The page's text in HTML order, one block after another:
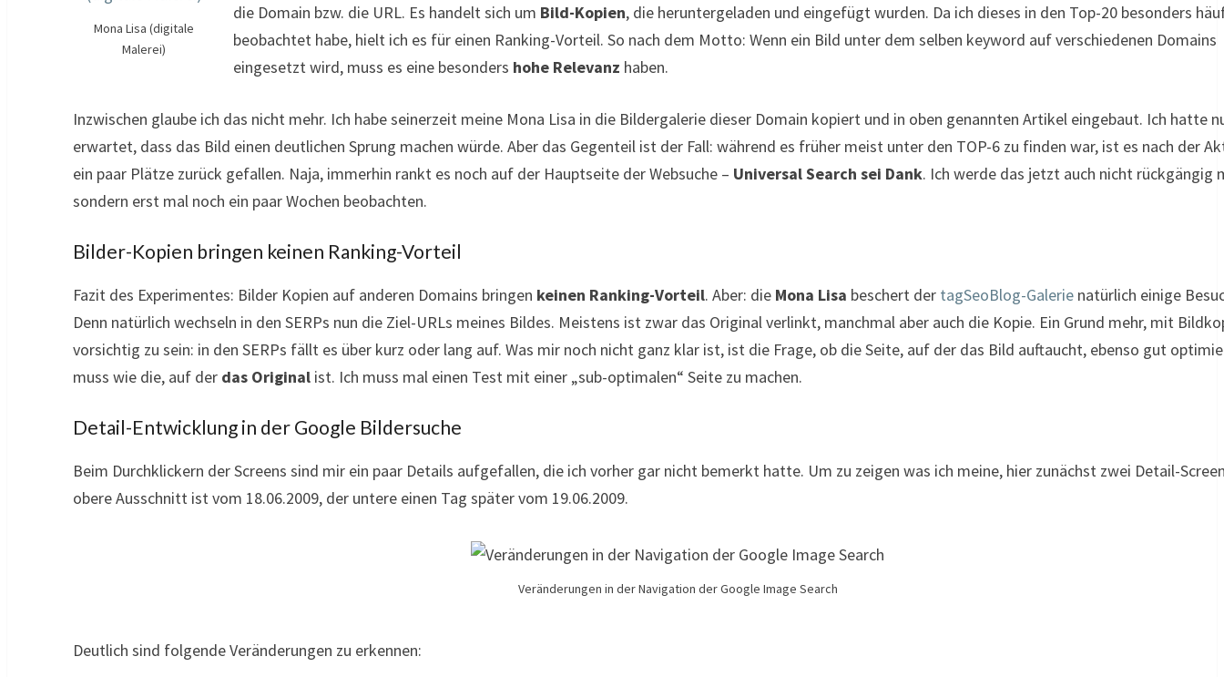
Mona Lisa (digitale
Malerei)
die Domain bzw. die URL. Es handelt sich um Bild-Kopien, die heruntergeladen und eingefügt wurden. Da ich dieses in den Top-20 besonders
beobachtet habe, hielt ich es für einen Ranking-Vorteil. So nach dem Motto: Wenn ein Bild unter dem selben keyword auf verschiedenen Domains
eingesetzt wird, muss es eine besonders hohe Relevanz haben.
Inzwischen glaube ich das nicht mehr. Ich habe seinerzeit meine Mona Lisa in die Bildergalerie dieser Domain kopiert und in oben genannten Artikel eingebaut. Ich hatte
erwartet, dass das Bild einen deutlichen Sprung machen würde. Aber das Gegenteil ist der Fall: während es früher meist unter den TOP-6 zu finden war, ist es nach der
ein paar Plätze zurück gefallen. Naja, immerhin rankt es noch auf der Hauptseite der Websuche – Universal Search sei Dank. Ich werde das jetzt auch nicht rückgängig
sondern erst mal noch ein paar Wochen beobachten.
Bilder-Kopien bringen keinen Ranking-Vorteil
Fazit des Experimentes: Bilder Kopien auf anderen Domains bringen keinen Ranking-Vorteil. Aber: die Mona Lisa beschert der tagSeoBlog-Galerie natürlich einige
Denn natürlich wechseln in den SERPs nun die Ziel-URLs meines Bildes. Meistens ist zwar das Original verlinkt, manchmal aber auch die Kopie. Ein Grund mehr, mit
vorsichtig zu sein: in den SERPs fällt es über kurz oder lang auf. Was mir noch nicht ganz klar ist, ist die Frage, ob die Seite, auf der das Bild auftaucht, ebenso gut
muss wie die, auf der das Original ist. Ich muss mal einen Test mit einer „sub-optimalen“ Seite zu machen.
Detail-Entwicklung in der Google Bildersuche
Beim Durchklickern der Screens sind mir ein paar Details aufgefallen, die ich vorher gar nicht bemerkt hatte. Um zu zeigen was ich meine, hier zunächst zwei Detail-
obere Ausschnitt ist vom 18.06.2009, der untere einen Tag später vom 19.06.2009.
Veränderungen in der Navigation der Google Image Search
Deutlich sind folgende Veränderungen zu erkennen: